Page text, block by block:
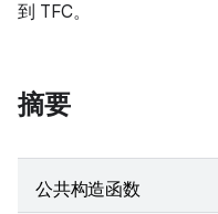
到 TFC。
摘要
公共构造函数